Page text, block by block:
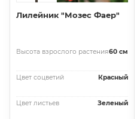
Лилейник "Мозес Фаер"
Высота взрослого растения60 см
Цвет соцветий Красный
Цвет листьев Зеленый